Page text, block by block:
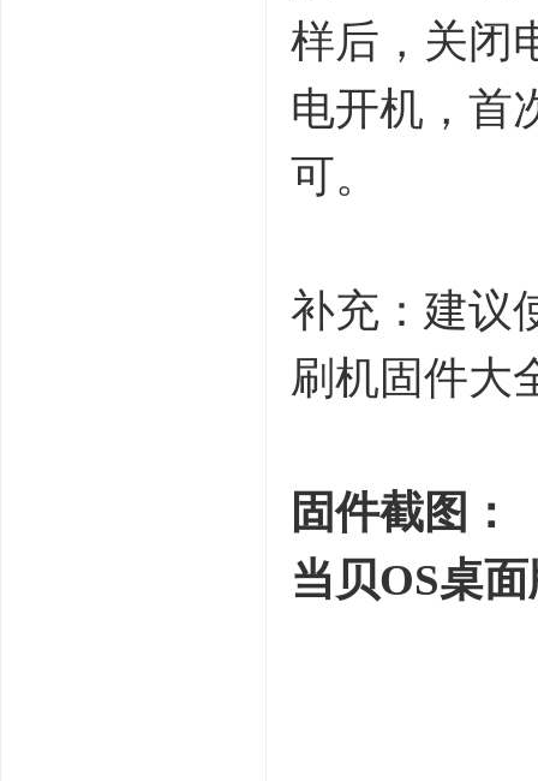
样后，关闭
电开机，首
可。
补充：建议
刷机固件大
固件截图：
当贝OS桌